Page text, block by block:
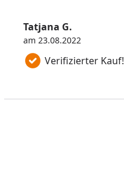
Verifizierter Kauf!
Tatjana G.
am 23.08.2022